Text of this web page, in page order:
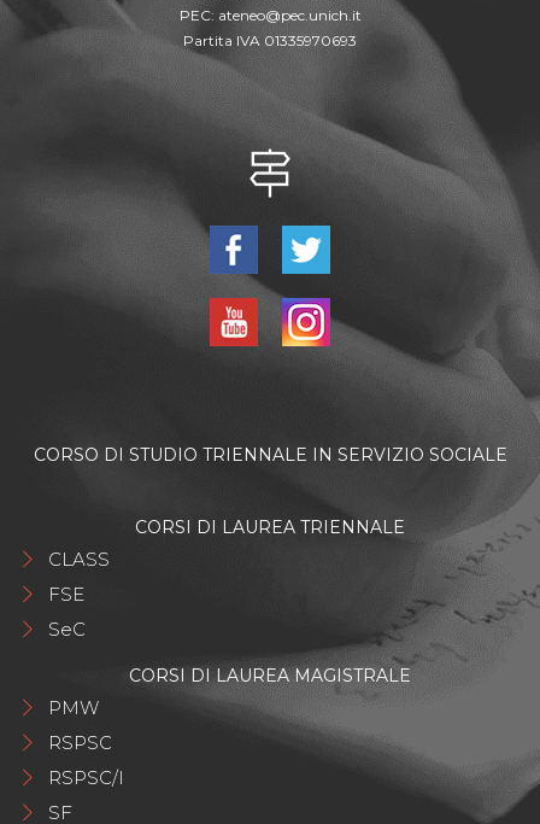
PEC: ateneo@pec.unich.it
Partita IVA 01335970693
CORSO DI STUDIO TRIENNALE IN SERVIZIO SOCIALE
CORSI DI LAUREA TRIENNALE
CLASS
FSE
SeC
CORSI DI LAUREA MAGISTRALE
PMW
RSPSC
RSPSC/I
SF